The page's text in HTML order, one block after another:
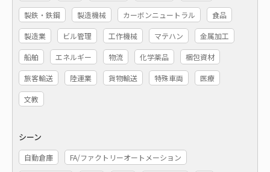
製鉄・鉄鋼 製造機械 カーボンニュートラル 食品
製造業 ビル管理 工作機械 マテハン 金属加工
船舶 エネルギー 物流 化学薬品 梱包資材
旅客輸送 陸運業 貨物輸送 特殊車両 医療
文教
シーン
自動倉庫 FA/ファクトリーオートメーション